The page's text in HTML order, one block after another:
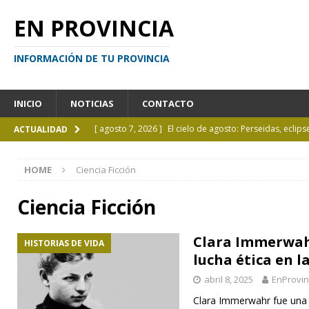
EN PROVINCIA
INFORMACIÓN DE TU PROVINCIA
INICIO NOTICIAS CONTACTO
ACTUALIDAD [ agosto 7, 2026 ] El cielo de agosto: Perseidas,
[ agosto 6, 2026 ]
[ agosto 6, 2026 ]
HOME Ciencia Ficción
Ciencia Ficción
HISTORIAS DE VIDA
Clara
lucha ética en
abril 8, 2025
Clara Immerwahr fue